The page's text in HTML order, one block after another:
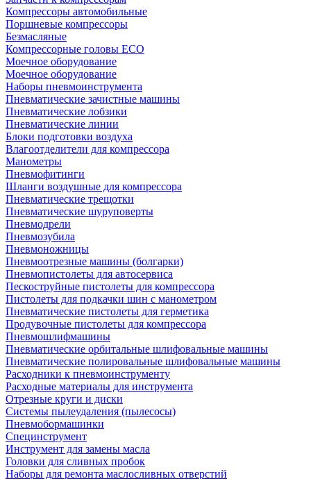
Компрессоры автомобильные
Поршневые компрессоры
Безмасляные
Компрессорные головы ECO
Моечное оборудование
Моечное оборудование
Наборы пневмоинструмента
Пневматические зачистные машины
Пневматические лобзики
Пневматические линии
Блоки подготовки воздуха
Влагоотделители для компрессора
Манометры
Пневмофитинги
Шланги воздушные для компрессора
Пневматические трещотки
Пневматические шуруповерты
Пневмодрели
Пневмозубила
Пневмоножницы
Пневмоотрезные машины (болгарки)
Пневмопистолеты для автосервиса
Пескоструйные пистолеты для компрессора
Пистолеты для подкачки шин с манометром
Пневматические пистолеты для герметика
Продувочные пистолеты для компрессора
Пневмошлифмашины
Пневматические орбитальные шлифовальные машины
Пневматические полировальные шлифовальные машины
Расходники к пневмоинструменту
Расходные материалы для инструмента
Отрезные круги и диски
Системы пылеудаления (пылесосы)
Пневмобормашинки
Специнструмент
Инструмент для замены масла
Головки для сливных пробок
Наборы для ремонта маслосливных отверстий